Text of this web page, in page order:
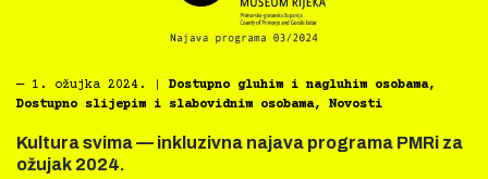
― 1. ožujka 2024. Dostupno gluhim i nagluhim osobama,
Dostupno slijepim i slabovidnim osobama, Novosti
Kultura svima — inkluzivna najava programa PMRi za
ožujak 2024.